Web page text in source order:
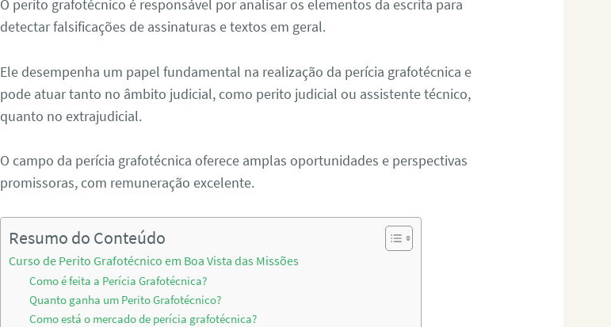
O perito grafotécnico é responsável por analisar os elementos da escrita para
detectar falsificações de assinaturas e textos em geral.
Ele desempenha um papel fundamental na realização da perícia grafotécnica e
pode atuar tanto no âmbito judicial, como perito judicial ou assistente técnico,
quanto no extrajudicial.
O campo da perícia grafotécnica oferece amplas oportunidades e perspectivas
promissoras, com remuneração excelente.
Resumo do Conteúdo
Curso de Perito Grafotécnico em Boa Vista das Missões
Como é feita a Perícia Grafotécnica?
Quanto ganha um Perito Grafotécnico?
Como está o mercado de perícia grafotécnica?